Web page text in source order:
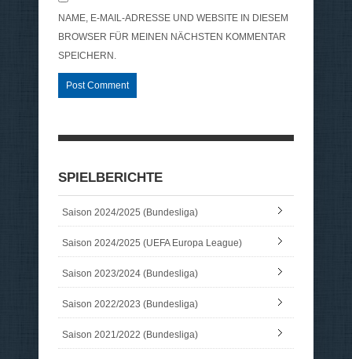
NAME, E-MAIL-ADRESSE UND WEBSITE IN DIESEM
BROWSER FÜR MEINEN NÄCHSTEN KOMMENTAR
SPEICHERN.
SPIELBERICHTE
Saison 2024/2025 (Bundesliga)
Saison 2024/2025 (UEFA Europa League)
Saison 2023/2024 (Bundesliga)
Saison 2022/2023 (Bundesliga)
Saison 2021/2022 (Bundesliga)